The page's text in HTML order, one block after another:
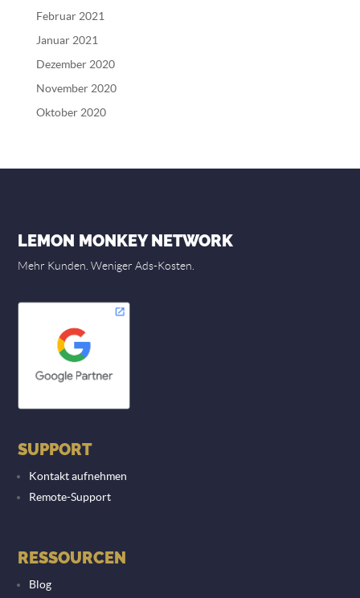
Februar 2021
Januar 2021
Dezember 2020
November 2020
Oktober 2020
LEMON MONKEY NETWORK
Mehr Kunden. Weniger Ads-Kosten.
SUPPORT
Kontakt aufnehmen
Remote-Support
RESSOURCEN
Blog